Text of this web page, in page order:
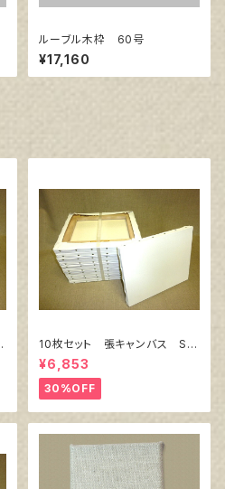
ルーブル木枠 60号
¥17,160
10枚セット 張キャンバス Sn
owWhite SPC（綿・ポリエステ
ル）F4 333㎜×242㎜
¥6,853
30%OFF